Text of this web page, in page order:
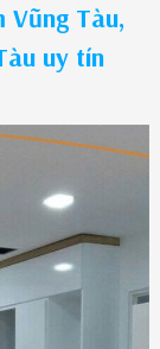
Vũng Tàu,
uy tín